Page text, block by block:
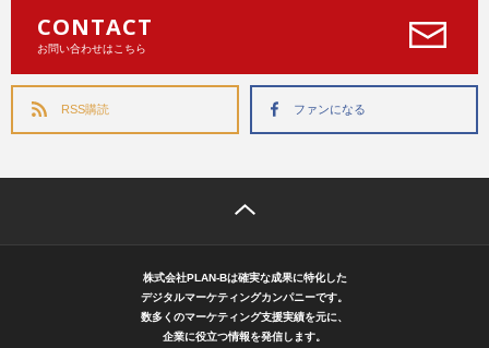
CONTACT
お問い合わせはこちら
RSS購読 ファンになる
株式会社PLAN-Bは確実な成果に特化した
デジタルマーケティングカンパニーです。
数多くのマーケティング支援実績を元に、
企業に役立つ情報を発信します。